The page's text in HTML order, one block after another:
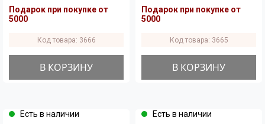
Подарок при покупке от
5000
Код товара: 3666
В КОРЗИНУ
Подарок при покупке от
5000
Код товара: 3665
В КОРЗИНУ
Есть в наличии Есть в наличии